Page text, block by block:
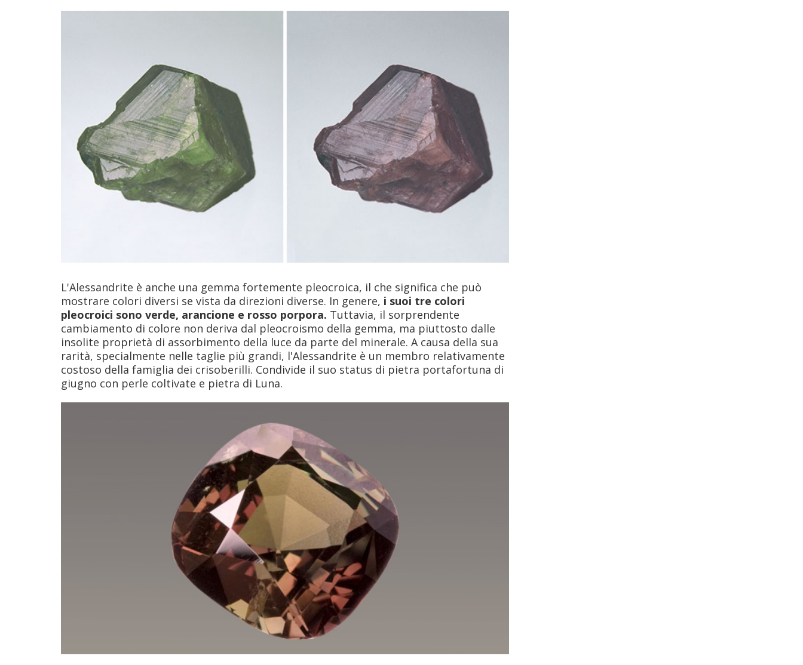
L'Alessandrite è anche una gemma fortemente pleocroica, il che significa che può
mostrare colori diversi se vista da direzioni diverse. In genere, i suoi tre colori
pleocroici sono verde, arancione e rosso porpora. Tuttavia, il sorprendente
cambiamento di colore non deriva dal pleocroismo della gemma, ma piuttosto dalle
insolite proprietà di assorbimento della luce da parte del minerale. A causa della sua
rarità, specialmente nelle taglie più grandi, l'Alessandrite è un membro relativamente
costoso della famiglia dei crisoberilli. Condivide il suo status di pietra portafortuna di
giugno con perle coltivate e pietra di Luna.